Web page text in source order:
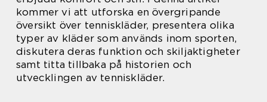
kommer vi att utforska en övergripande
översikt över tenniskläder, presentera olika
typer av kläder som används inom sporten,
diskutera deras funktion och skiljaktigheter
samt titta tillbaka på historien och
utvecklingen av tenniskläder.